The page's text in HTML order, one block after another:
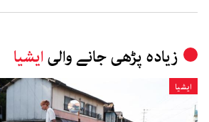
زیادہ پڑھی جانے والیایشیا
ایشیا